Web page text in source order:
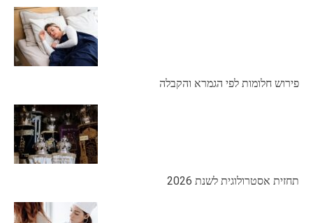
פירוש חלומות לפי הגמרא והקבלה
תחזית אסטרולוגית לשנת 2026